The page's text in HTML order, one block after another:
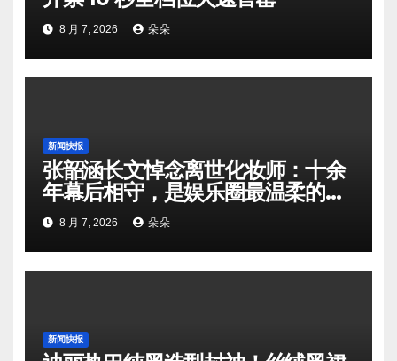
8 月 7, 2026 朵朵
新闻快报
张韶涵长文悼念离世化妆师：十余
年幕后相守，是娱乐圈最温柔的双
向奔赴
8 月 7, 2026 朵朵
新闻快报